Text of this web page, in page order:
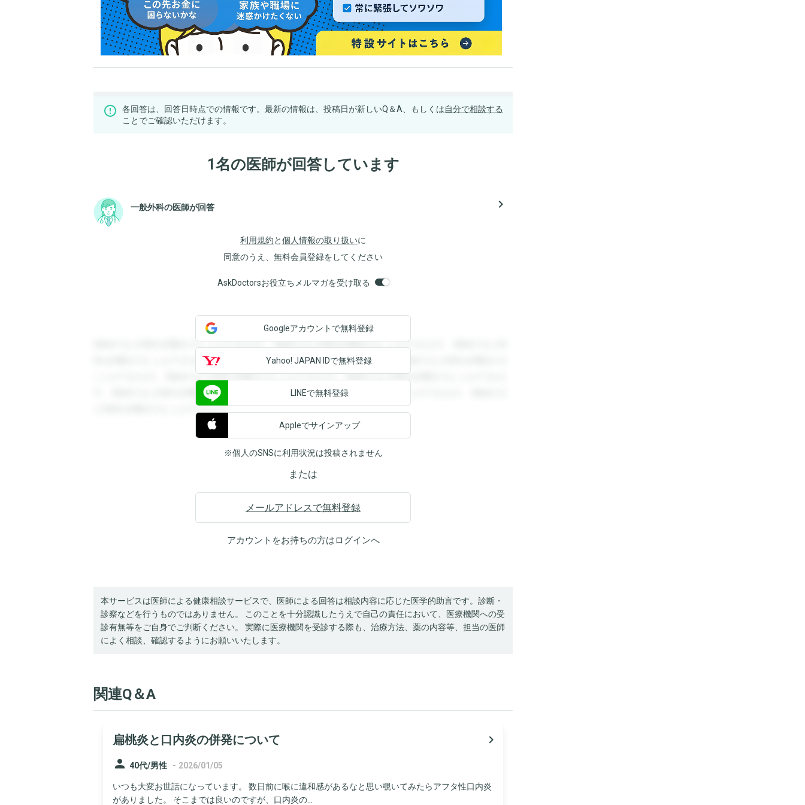
各回答は、回答日時点での情報です。最新の情報は、投稿日が新しいQ＆A、もしくは自分で相談する
ことでご確認いただけます。
1名の医師が回答しています
一般外科の医師が回答 navigate_next
利用規約と個人情報の取り扱いに
同意のうえ、無料会員登録をしてください
AskDoctorsお役立ちメルマガを受け取る
登録すると回答を閲覧することができます。登録すると回答を閲覧することができます。登録すると回
答を閲覧することができます。登録すると回答を閲覧することができます。登録すると回答を閲覧する
ことができます。登録すると回答を閲覧することができます。登録すると回答を閲覧することができま
す。登録すると回答を閲覧することができます。登録すると回答を閲覧することができます。登録する
と回答を閲覧することができます。
Googleアカウントで無料登録
Yahoo! JAPAN IDで無料登録
LINEで無料登録
Appleでサインアップ
※個人のSNSに利用状況は投稿されません
または
メールアドレスで無料登録
アカウントをお持ちの方はログインへ
本サービスは医師による健康相談サービスで、医師による回答は相談内容に応じた医学的助言です。診断・
診察などを行うものではありません。 このことを十分認識したうえで自己の責任において、医療機関への受
診有無等をご自身でご判断ください。 実際に医療機関を受診する際も、治療方法、薬の内容等、担当の医師
によく相談、確認するようにお願いいたします。
関連Q＆A
扁桃炎と口内炎の併発について
navigate_next
person 40代/男性 - 2026/01/05
いつも大変お世話になっています。 数日前に喉に違和感があるなと思い覗いてみたらアフタ性口内炎
がありました。 そこまでは良いのですが、口内炎の...